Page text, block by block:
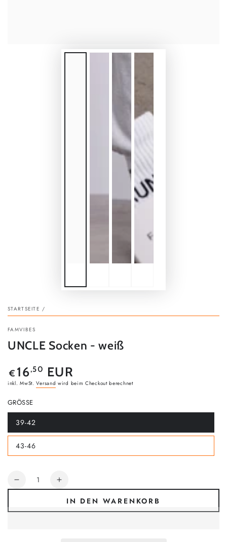
STARTSEITE /
FAMVIBES
UNCLE Socken - weiß
Regulärer
Preis
€ 16,50 EUR
inkl. MwSt.Versand wird beim Checkout berechnet
GRÖSSE
39-42
Produkt
demnächst
verfügbar
43-46
Produkt
demnächst
Anzahl
Verringere Erhöhe
Menge
IN DEN WARENKORB